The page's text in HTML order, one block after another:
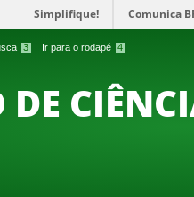
3 Ir para o rodapé 4
Simplifique! Comunica
DE